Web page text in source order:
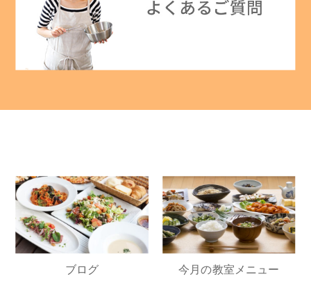
ブログ 今月の教室メニュー